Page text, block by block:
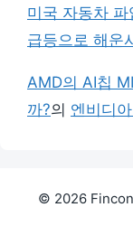
미국 자동차
급등으로 해운
AMD의 AI칩
까?의 엔비디
© 2026